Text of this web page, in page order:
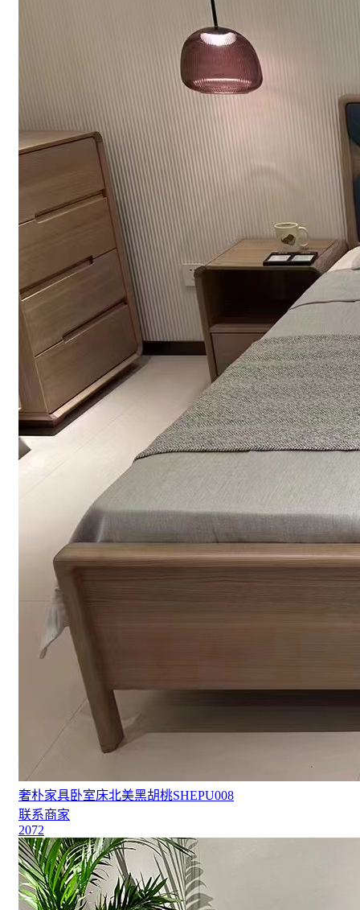
奢朴家具卧室床北美黑胡桃SHEPU008
联系商家
2072